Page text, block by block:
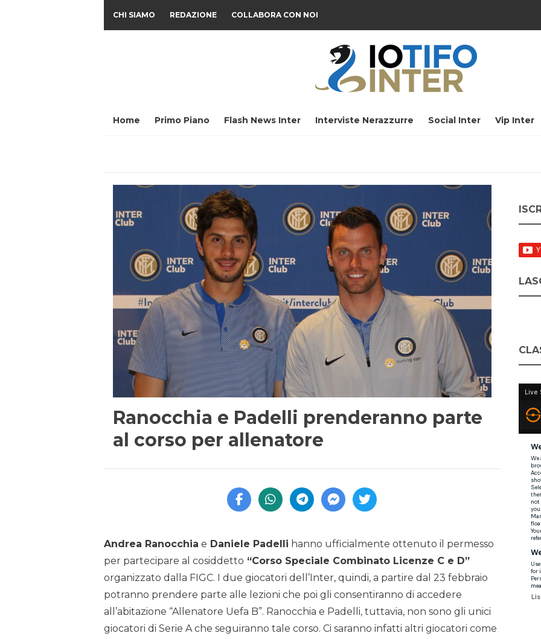
CHI SIAMO REDAZIONE COLLABORA CON NOI
Home Primo Piano Flash News Inter Interviste Nerazzurre Social Inter Vip Inter
Ranocchia e Padelli prenderanno parte
al corso per allenatore
Andrea Ranocchia e Daniele Padelli hanno ufficialmente ottenuto il permesso
per partecipare al cosiddetto “Corso Speciale Combinato Licenze C e D”
organizzato dalla FIGC. I due giocatori dell’Inter, quindi, a partire dal 23 febbraio
potranno prendere parte alle lezioni che poi gli consentiranno di accedere
all’abitazione “Allenatore Uefa B”. Ranocchia e Padelli, tuttavia, non sono gli unici
giocatori di Serie A che seguiranno tale corso. Ci saranno infatti altri giocatori come